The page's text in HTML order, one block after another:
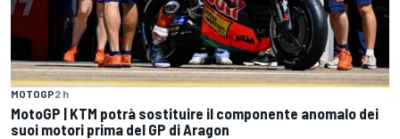
MOTOGP2 h
MotoGP | KTM potrà sostituire il componente anomalo dei
suoi motori prima del GP di Aragon